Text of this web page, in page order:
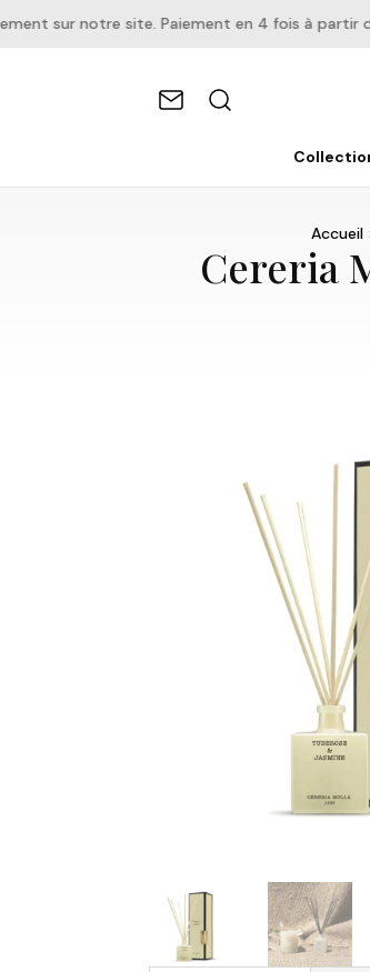
sur notre site. Paiement en 4 fois à partir de
Accueil
Cereria